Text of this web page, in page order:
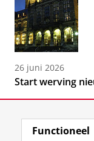
26 juni 2026
Start werving
Functioneel